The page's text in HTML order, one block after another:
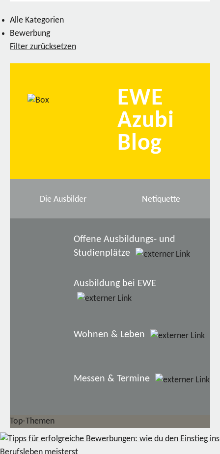
Alle Kategorien
Bewerbung
Filter zurücksetzen
EWE
Azubi
Blog
Die Ausbilder Netiquette
Offene Ausbildungs- und
Studienplätze
Ausbildung bei EWE
Wohnen & Leben
Messen & Termine
Top-Themen